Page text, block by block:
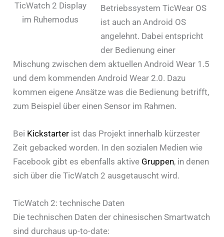
TicWatch 2 Display
im Ruhemodus
Betriebssystem TicWear OS
ist auch an Android OS
angelehnt. Dabei entspricht
der Bedienung einer
Mischung zwischen dem aktuellen Android Wear 1.5
und dem kommenden Android Wear 2.0. Dazu
kommen eigene Ansätze was die Bedienung betrifft,
zum Beispiel über einen Sensor im Rahmen.
Bei Kickstarterist das Projekt innerhalb kürzester
Zeit gebacked worden. In den sozialen Medien wie
Facebook gibt es ebenfalls aktive Gruppen, in denen
sich über die TicWatch 2 ausgetauscht wird.
TicWatch 2: technische Daten
Die technischen Daten der chinesischen Smartwatch
sind durchaus up-to-date: